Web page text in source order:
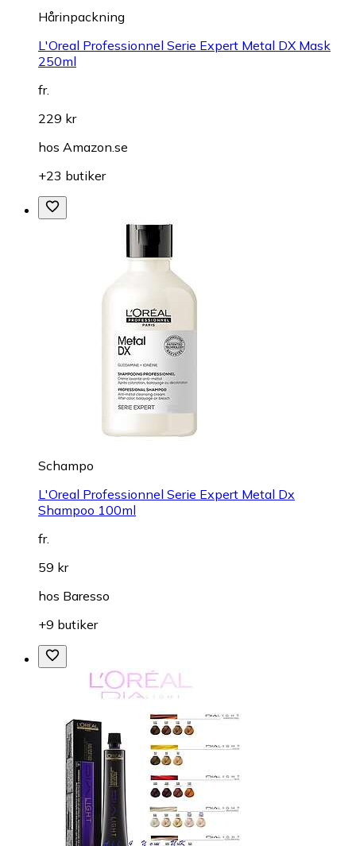
Hårinpackning
L'Oreal Professionnel Serie Expert Metal DX Mask
250ml
fr.
229 kr
hos Amazon.se
+23 butiker
Schampo
L'Oreal Professionnel Serie Expert Metal Dx
Shampoo 100ml
fr.
59 kr
hos Baresso
+9 butiker